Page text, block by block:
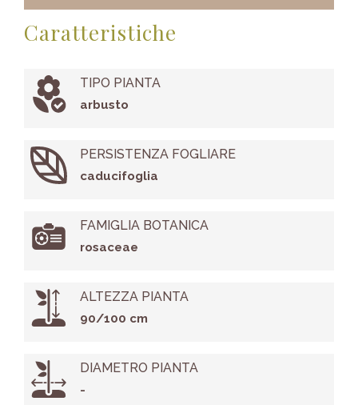
Caratteristiche
TIPO PIANTA
arbusto
PERSISTENZA FOGLIARE
caducifoglia
FAMIGLIA BOTANICA
rosaceae
ALTEZZA PIANTA
90/100 cm
DIAMETRO PIANTA
-